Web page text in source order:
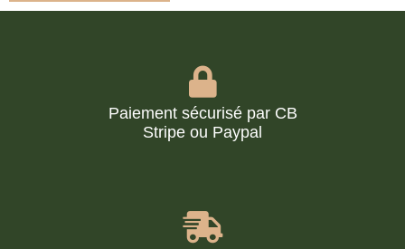
Paiement sécurisé par CB
Stripe ou Paypal